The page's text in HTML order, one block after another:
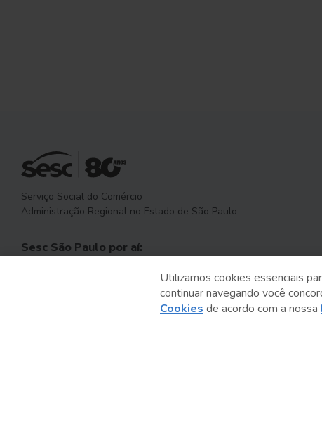
Serviço Social do Comércio
Administração Regional no Estado de São Paulo
Sesc São Paulo por aí:
Utilizamos cookies essenciais
continuar navegando você
Cookies de acordo com a nossa